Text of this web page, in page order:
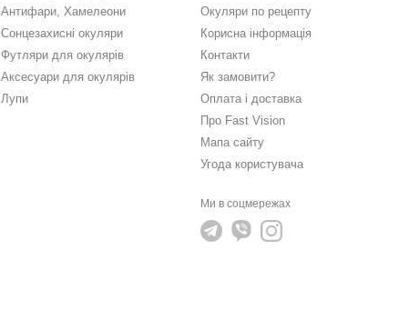
Антифари, Хамелеони
Сонцезахисні окуляри
Футляри для окулярів
Аксесуари для окулярів
Лупи
Окуляри по рецепту
Корисна інформація
Контакти
Як замовити?
Оплата і доставка
Про Fast Vision
Мапа сайту
Угода користувача
Ми в соцмережах